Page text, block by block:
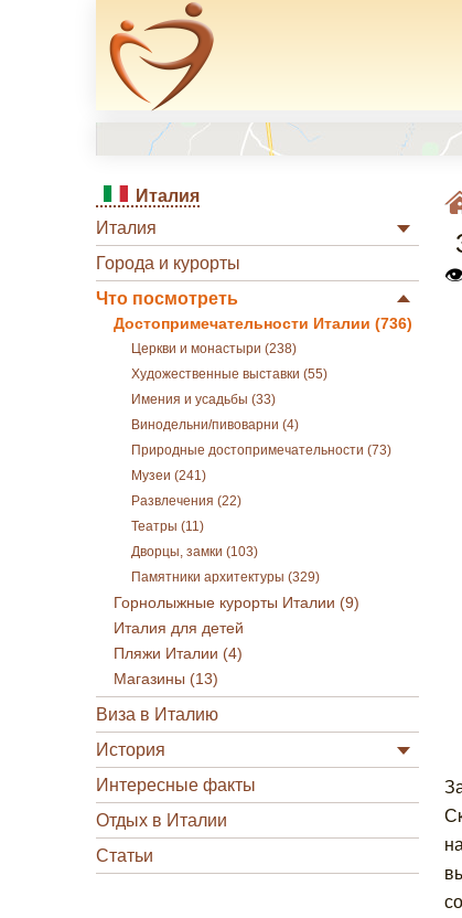
Италия
Италия
Города и курорты
Что посмотреть
Достопримечательности Италии (736)
Церкви и монастыри (238)
Художественные выставки (55)
Имения и усадьбы (33)
Винодельни/пивоварни (4)
Природные достопримечательности (73)
Музеи (241)
Развлечения (22)
Театры (11)
Дворцы, замки (103)
Памятники архитектуры (329)
Горнолыжные курорты Италии (9)
Италия для детей
Пляжи Италии (4)
Магазины (13)
Виза в Италию
История
Интересные факты
Отдых в Италии
Статьи